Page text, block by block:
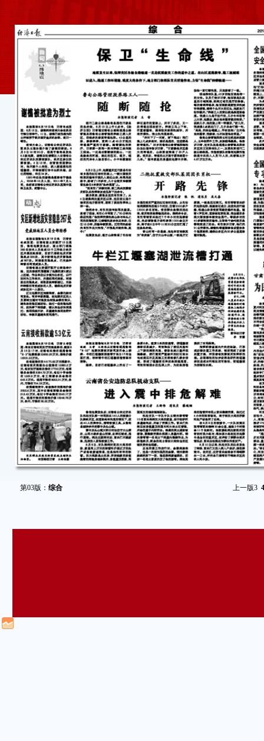
第03版： 综合 上一版3 4